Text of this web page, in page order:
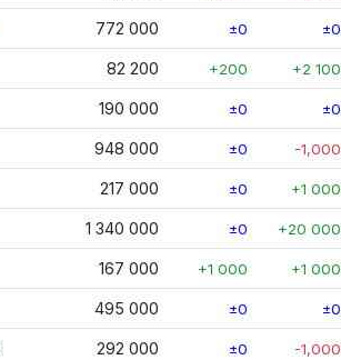
772 000 ±0 ±0
82 200 +200 +2 100
190 000 ±0 ±0
948 000 ±0 -1,000
217 000 ±0 +1 000
1 340 000 ±0 +20 000
167 000 +1 000 +1 000
495 000 ±0 ±0
292 000 ±0 -1,000